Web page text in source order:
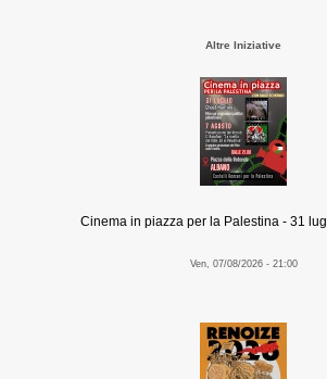
Altre Iniziative
Cinema in piazza per la Palestina - 31
Ven, 07/08/2026 - 21:00